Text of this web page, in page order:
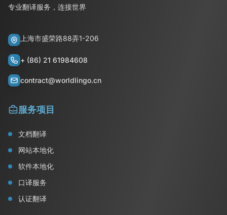
专业翻译服务，连接世界
上海市盛荣路88弄1-206
+ (86) 21 61984608
contract@worldlingo.cn
服务项目
文档翻译
网站本地化
软件本地化
口译服务
认证翻译